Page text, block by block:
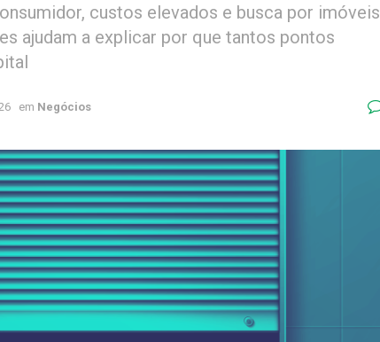
custos elevados e busca por imóveis
ajudam a explicar por que tantos pontos
em Negócios